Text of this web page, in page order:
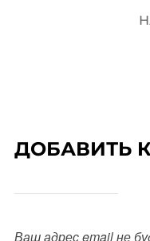
ДОБАВИТЬ
Ваш адрес email не